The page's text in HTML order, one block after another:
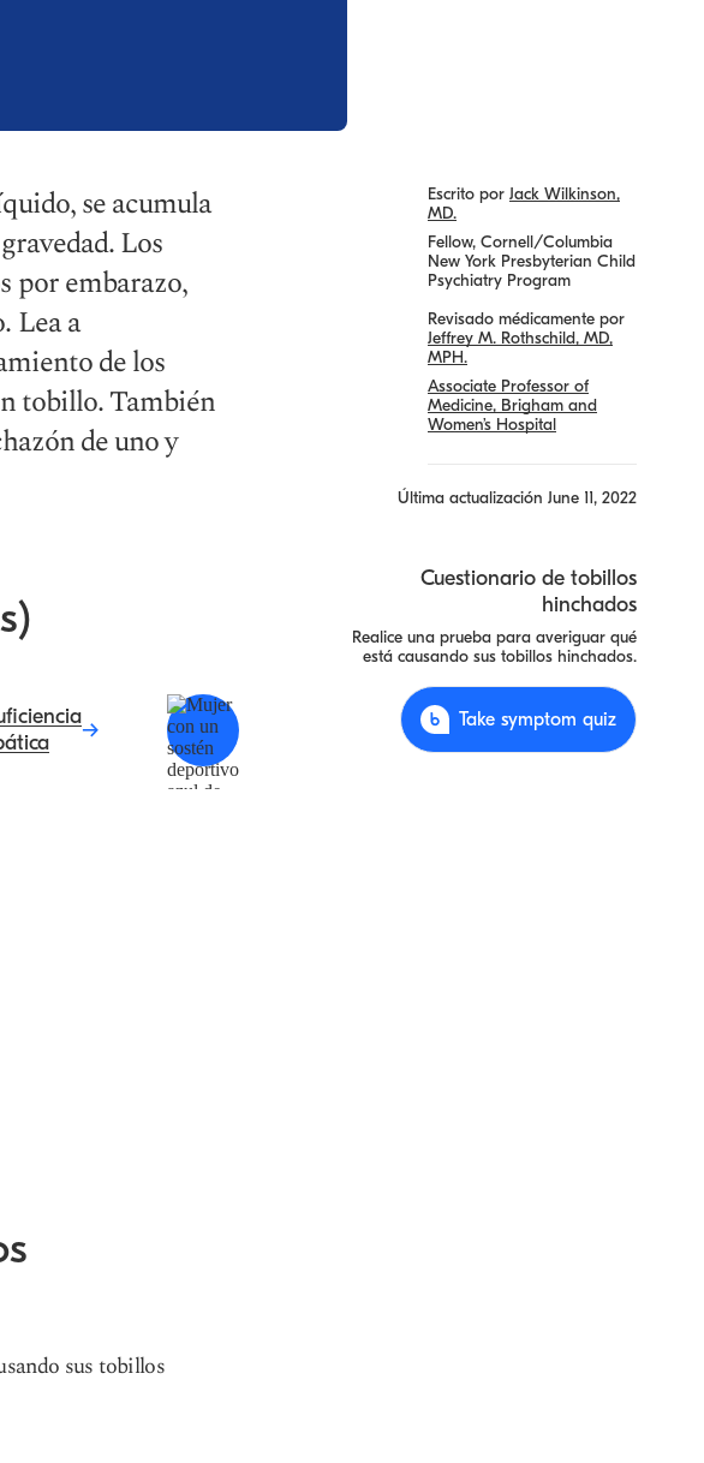
Escrito por Jack Wilkinson,
MD.
Fellow, Cornell/Columbia
New York Presbyterian Child
Psychiatry Program
Revisado médicamente por
Jeffrey M. Rothschild, MD,
MPH.
Associate Professor of
Medicine, Brigham and
Women’s Hospital
Última actualización June 11, 2022
Cuestionario de tobillos
hinchados
Realice una prueba para averiguar qué
está causando sus tobillos hinchados.
Take symptom quiz
se acumula
Los
por embarazo,
Lea a
de los
tobillo. También
de uno y
sus tobillos